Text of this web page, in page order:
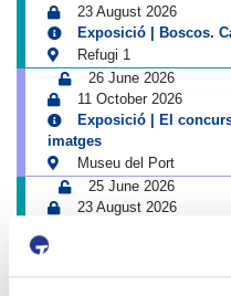
23 August 2026
Exposició | Boscos.
Refugi 1
26 June 2026
11 October 2026
Exposició | El
imatges
Museu del Port
25 June 2026
23 August 2026
1 April 2026